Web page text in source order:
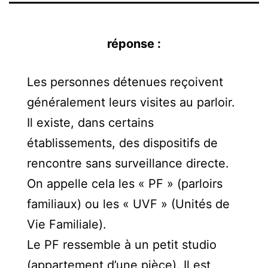
Les personnes détenues reçoivent
généralement leurs visites au parloir.
Il existe, dans certains
établissements, des dispositifs de
rencontre sans surveillance directe.
On appelle cela les « PF » (parloirs
familiaux) ou les « UVF » (Unités de
Vie Familiale).
Le PF ressemble à un petit studio
(appartement d’une pièce). Il est